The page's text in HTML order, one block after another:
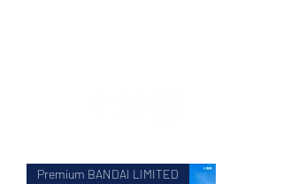
Premium BANDAI LIMITED